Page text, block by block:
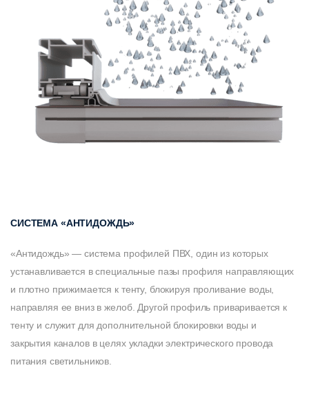
СИСТЕМА «АНТИДОЖДЬ»
«Антидождь» — система профилей ПВХ, один из которых
устанавливается в специальные пазы профиля направляющих
и плотно прижимается к тенту, блокируя проливание воды,
направляя ее вниз в желоб. Другой профиль приваривается к
тенту и служит для дополнительной блокировки воды и
закрытия каналов в целях укладки электрического провода
питания светильников.